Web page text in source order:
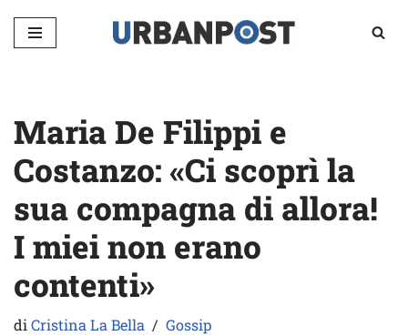
Vai
Maria De Filippi e
Costanzo: «Ci scoprì la
sua compagna di allora!
I miei non erano
contenti»
diCristina La Bella Gossip